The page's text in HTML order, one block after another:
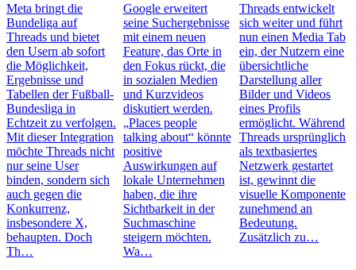
Meta bringt die
Bundeliga auf
Threads und bietet
den Usern ab sofort
die Möglichkeit,
Ergebnisse und
Tabellen der Fußball-
Bundesliga in
Echtzeit zu verfolgen.
Mit dieser Integration
möchte Threads nicht
nur seine User
binden, sondern sich
auch gegen die
Konkurrenz,
insbesondere X,
behaupten. Doch
Th…
Google erweitert
seine Suchergebnisse
mit einem neuen
Feature, das Orte in
den Fokus rückt, die
in sozialen Medien
und Kurzvideos
diskutiert werden.
„Places people
talking about“ könnte
positive
Auswirkungen auf
lokale Unternehmen
haben, die ihre
Sichtbarkeit in der
Suchmaschine
steigern möchten.
Wa…
Threads entwickelt
sich weiter und führt
nun einen Media Tab
ein, der Nutzern eine
übersichtliche
Darstellung aller
Bilder und Videos
eines Profils
ermöglicht. Während
Threads ursprünglich
als textbasiertes
Netzwerk gestartet
ist, gewinnt die
visuelle Komponente
zunehmend an
Bedeutung.
Zusätzlich zu…